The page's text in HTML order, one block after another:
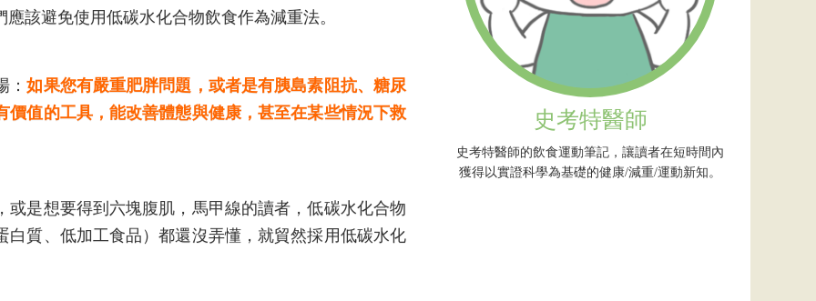
該避免使用低碳水化合物飲食作為減重法。
：如果您有嚴重肥胖問題，或者是有胰島素阻抗、糖尿
值的工具，能改善體態與健康，甚至在某些情況下救
是想要得到六塊腹肌，馬甲線的讀者，低碳水化合物
質、低加工食品）都還沒弄懂，就貿然採用低碳水化
史考特醫師
史考特醫師的飲食運動筆記，讓讀者在短時間內
獲得以實證科學為基礎的健康/減重/運動新知。